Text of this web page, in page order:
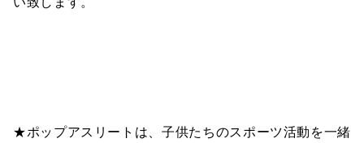
★ポップアスリートは、子供たちのスポーツ活動を一緒